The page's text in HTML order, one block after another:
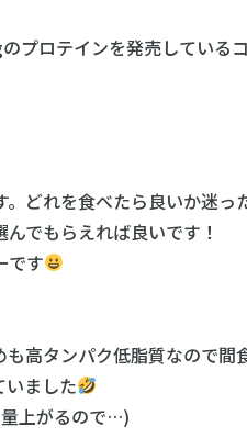
プロテインを発売している
どれを食べたら良いか迷っ
でもらえれば良いです！
です
高タンパク低脂質なので間
ました
上がるので…)